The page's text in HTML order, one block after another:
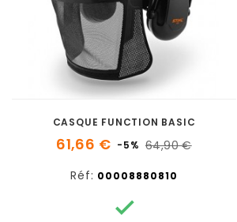
CASQUE FUNCTION BASIC
61,66 € -5% 64,90 €
Réf: 00008880810
